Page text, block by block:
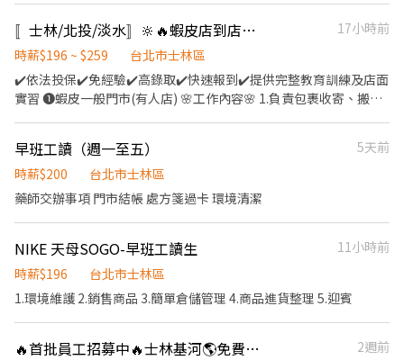
🔹假日早班：07:00-12:00 🔹假日晚班：17:30-23:30 (上班時數為
2~6小時，一個月至少6天，依實際情況而定) ⸻ ✅工作待遇：
薪$284 ━━━━━━━━━━━━━ 📍 【熱門開缺地點】大安、
松山、 內湖、中山 、信義、大同、文山、中正、南港、萬華、北投
━━━━━━━━━━━━ 📩 【火速卡位應徵流程】 ➊ 點擊填寫
廠商制式履歷（1分鐘完成，快速安排送審）： 👉
欄位（身分證/詳細地址）錄取前皆可先不填！ ➋加入留言： 👉
https://lin.ee/OBnhVN5 私訊留下 ⌜姓名+電話 +應徵蝦皮門市人
員」💥
🔸支援課堂中教練的需求或突發狀況 🔸上下班記得打卡 🔸下班務必
關閉所有電源、拉下鐵捲門、器材歸位
〚士林/北投/淡水〛🔆🔥蝦皮店到店┃智取店門市🥈免經驗🫧火速報到💓
17小時前
時薪$196 ~ $259
台北市士林區
✔️依法投保✔️免經驗✔️高錄取✔️快速報到✔️提供完整教育訓練及店面
實習 ❶蝦皮一般門市(有人店) 🌸工作內容🌸 1.負責包裹收寄、搬
市營運、維護 【提供完整教育訓練及店面實習】 ❗❗⚠兼職為早晚固
定班(免輪班)⚠❗❗ ▸早班時段：10:30-17:30 ▸晚班時段：16:15-
22:45、18:45-22:45（一週至少2天要能16:15起班） ▸時薪$196-
市淡水區民族路33巷 士林大東店▸台北市士林區大東路 北投三合店▸
台北市北投區三合街二段 北投光明店▸台北市北投區光明路 北投西
225巷 ‐‐‐‐‐‐‐‐‐‐‐‐‐‐‐‐‐‐‐‐‐‐‐‐‐‐
‐‐‐‐‐‐‐‐‐‐‐‐‐‐‐‐‐‐‐‐‐ ❷蝦皮智取門市⚠️
需有機車⚠️ 🌸工作內容🌸 1. 包裹收寄、搬運、盤點、理貨、上架等
早班工讀（週一至五）
5天前
時薪$200
台北市士林區
藥師交辦事項 門市結帳 處方箋過卡 環境清潔
NIKE 天母SOGO-早班工讀生
11小時前
時薪$196
台北市士林區
1.環境維護 2.銷售商品 3.簡單倉儲管理 4.商品進貨整理 5.迎賓
🔥首批員工招募中🔥士林基河🌎免費健身🙋‍♀️櫃檯客服工讀生
2週前